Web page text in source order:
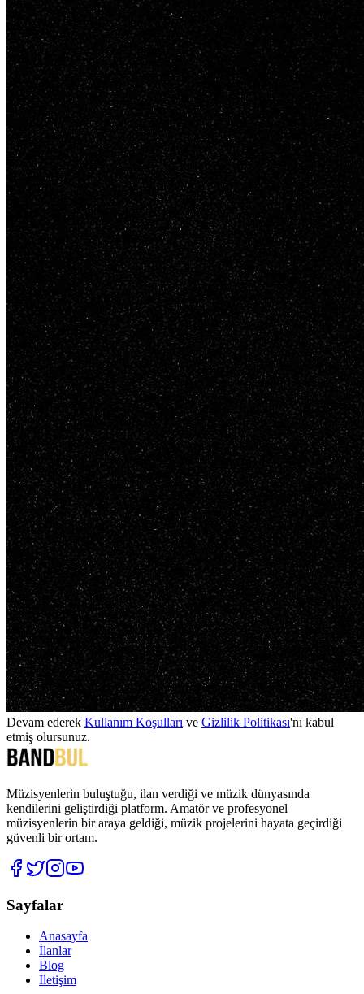
Devam ederek Kullanım Koşulları ve Gizlilik Politikası'nı kabul
etmiş olursunuz.
Müzisyenlerin buluştuğu, ilan verdiği ve müzik dünyasında
kendilerini geliştirdiği platform. Amatör ve profesyonel
müzisyenlerin bir araya geldiği, müzik projelerini hayata geçirdiği
güvenli bir ortam.
Sayfalar
Anasayfa
İlanlar
Blog
İletişim